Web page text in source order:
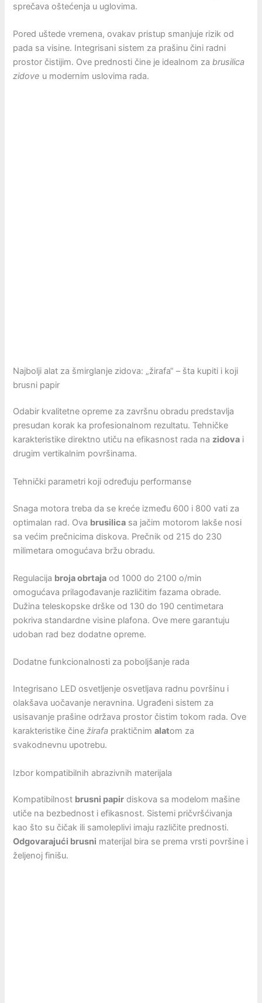
sprečava oštećenja u uglovima.
Pored uštede vremena, ovakav pristup smanjuje rizik od
pada sa visine. Integrisani sistem za prašinu čini radni
prostor čistijim. Ove prednosti čine je idealnom zabrusilica
zidove u modernim uslovima rada.
Najbolji alat za šmirglanje zidova: „žirafa“ – šta kupiti i koji
brusni papir
Odabir kvalitetne opreme za završnu obradu predstavlja
presudan korak ka profesionalnom rezultatu. Tehničke
karakteristike direktno utiču na efikasnost rada na zidova i
drugim vertikalnim površinama.
Tehnički parametri koji određuju performanse
Snaga motora treba da se kreće između 600 i 800 vati za
optimalan rad. Ova brusilica sa jačim motorom lakše nosi
sa većim prečnicima diskova. Prečnik od 215 do 230
milimetara omogućava bržu obradu.
Regulacija broja obrtaja od 1000 do 2100 o/min
omogućava prilagođavanje različitim fazama obrade.
Dužina teleskopske drške od 130 do 190 centimetara
pokriva standardne visine plafona. Ove mere garantuju
udoban rad bez dodatne opreme.
Dodatne funkcionalnosti za poboljšanje rada
Integrisano LED osvetljenje osvetljava radnu površinu i
olakšava uočavanje neravnina. Ugrađeni sistem za
usisavanje prašine održava prostor čistim tokom rada. Ove
karakteristike činežirafa praktičnimalatom za
svakodnevnu upotrebu.
Izbor kompatibilnih abrazivnih materijala
Kompatibilnost brusni papir diskova sa modelom mašine
utiče na bezbednost i efikasnost. Sistemi pričvršćivanja
kao što su čičak ili samoleplivi imaju različite prednosti.
Odgovarajući brusni materijal bira se prema vrsti površine i
željenoj finišu.